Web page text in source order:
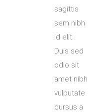
sagittis
sem nibh
id elit.
Duis sed
odio sit
amet nibh
vulputate
cursus a